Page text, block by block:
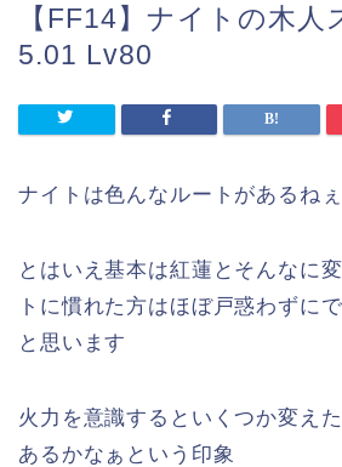
【FF14】ナイトの木人
5.01 Lv80
ナイトは色んなルートがあるねぇ
とはいえ基本は紅蓮とそんなに
トに慣れた方はほぼ戸惑わずに
と思います
火力を意識するといくつか変え
あるかなぁという印象